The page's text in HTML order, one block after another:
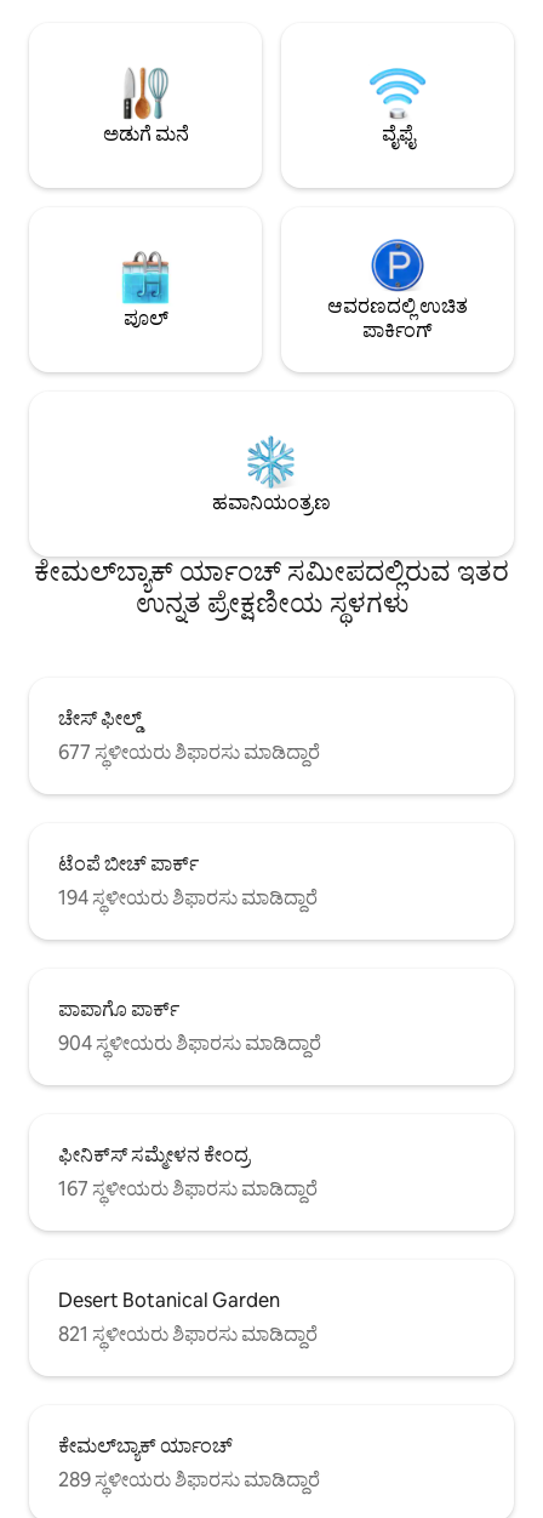
ಕಲಾತ್ಮಕವಾಗಿ ಮತ್ತು ಅನನ್ಯವಾಗಿ ಅಲಂಕರಿಸಲಾಗಿದೆ
ಫೀನಿಕ್ಸ್‌ನಲ್ಲಿ ರೆಸಾರ್ಟ್‌ನಂತಹ ತಾಣ (ಗ್ಲೆಂಡೇಲ್
ಮೇಲಿಂಗ್) – ಕುಟುಂಬ, ಗಾಲ್ಫ್ ಟ್ರಿಪ್‌ಗಳು ಮತ್ತು
ರಜಾದಿನಗಳಿಗೆ ಸೂಕ್ತವಾಗಿದೆ
ಸ್ಟ್ರೀಮಿಂಗ್‌ಗೆ
ಸ್ಟ್ರೀಮಿಂಗ್
ಹಾಸಿಗೆಗಳು ಮತ್ತು
ಅಡುಗೆ ಮನೆ ವೈಫೈ
ಪೂಲ್
ಆವರಣದಲ್ಲಿ ಉಚಿತ
ಪಾರ್ಕಿಂಗ್
ಹವಾನಿಯಂತ್ರಣ
ಕೇಮಲ್‌ಬ್ಯಾಕ್ ರ್ಯಾಂಚ್ ಸಮೀಪದಲ್ಲಿರುವ ಇತರ
ಉನ್ನತ ಪ್ರೇಕ್ಷಣೀಯ ಸ್ಥಳಗಳು
ಚೇಸ್ ಫೀಲ್ಡ್
677 ಸ್ಥಳೀಯರು ಶಿಫಾರಸು ಮಾಡಿದ್ದಾರೆ
ಟೆಂಪೆ ಬೀಚ್ ಪಾರ್ಕ್
194 ಸ್ಥಳೀಯರು ಶಿಫಾರಸು ಮಾಡಿದ್ದಾರೆ
ಪಾಪಾಗೊ ಪಾರ್ಕ್
904 ಸ್ಥಳೀಯರು ಶಿಫಾರಸು ಮಾಡಿದ್ದಾರೆ
ಫೀನಿಕ್‌ಸ್ ಸಮ್ಮೇಳನ ಕೇಂದ್ರ
167 ಸ್ಥಳೀಯರು ಶಿಫಾರಸು ಮಾಡಿದ್ದಾರೆ
Desert Botanical Garden
821 ಸ್ಥಳೀಯರು ಶಿಫಾರಸು ಮಾಡಿದ್ದಾರೆ
ಕೇಮಲ್‌ಬ್ಯಾಕ್ ರ್ಯಾಂಚ್
289 ಸ್ಥಳೀಯರು ಶಿಫಾರಸು ಮಾಡಿದ್ದಾರೆ